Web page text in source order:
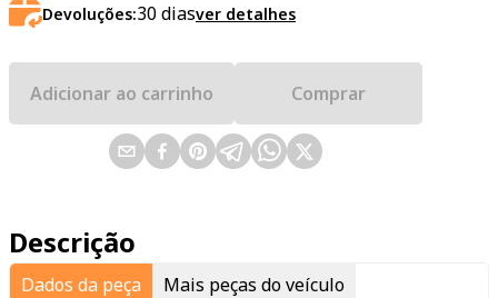
Devoluções:30diasver detalhes
Adicionar ao carrinho Comprar
Descrição
Dados da peça Mais peças do veículo